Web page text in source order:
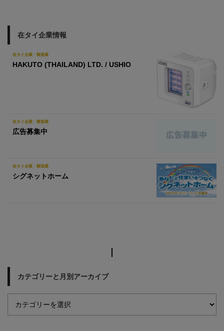
在タイ企業情報
在タイ企業・製造業
HAKUTO (THAILAND) LTD. / USHIO
在タイ企業・製造業
広告募集中
在タイ企業・製造業
シグネットホーム
カテゴリーと月別アーカイブ